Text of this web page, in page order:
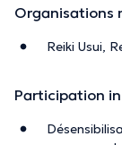
information.
Organisations
Reiki Usui,
Participation